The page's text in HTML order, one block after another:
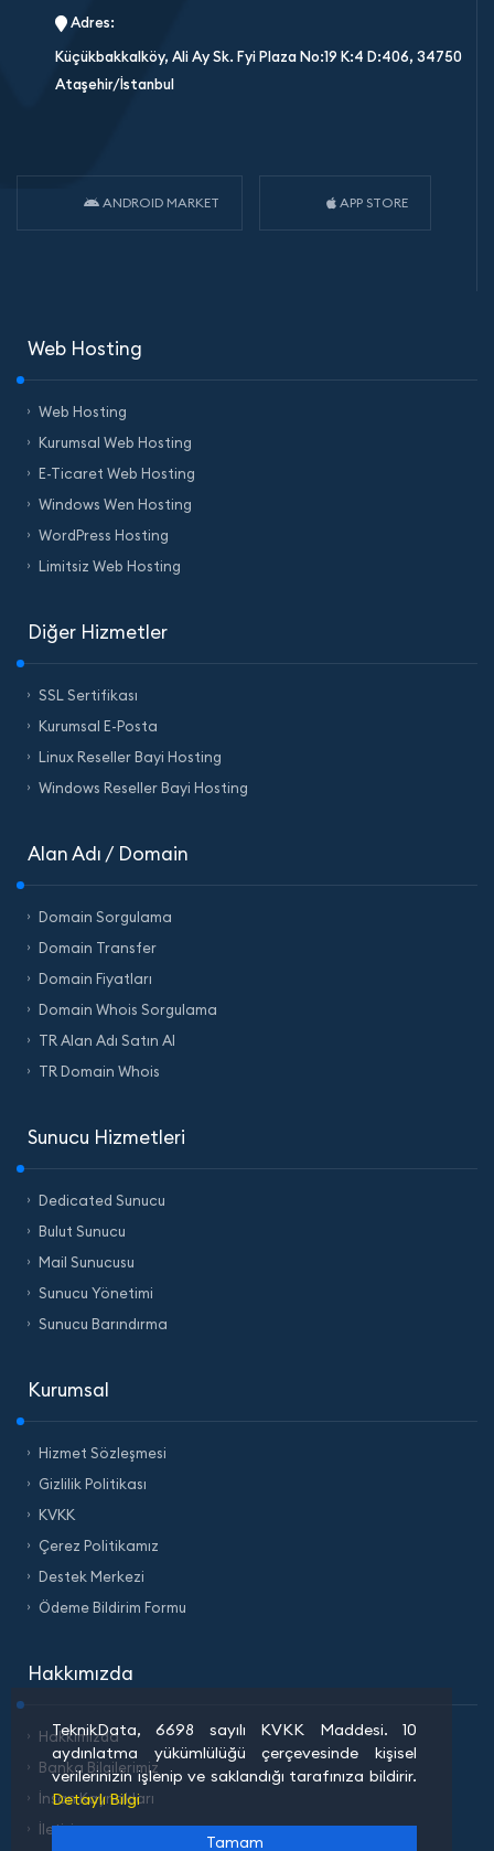
Adres:
Küçükbakkalköy, Ali Ay Sk. Fyi Plaza No:19 K:4 D:406, 34750
Ataşehir/İstanbul
ANDROID MARKET APP STORE
Web Hosting
Web Hosting
Kurumsal Web Hosting
E-Ticaret Web Hosting
Windows Wen Hosting
WordPress Hosting
Limitsiz Web Hosting
Diğer Hizmetler
SSL Sertifikası
Kurumsal E-Posta
Linux Reseller Bayi Hosting
Windows Reseller Bayi Hosting
Alan Adı / Domain
Domain Sorgulama
Domain Transfer
Domain Fiyatları
Domain Whois Sorgulama
TR Alan Adı Satın Al
TR Domain Whois
Sunucu Hizmetleri
Dedicated Sunucu
Bulut Sunucu
Mail Sunucusu
Sunucu Yönetimi
Sunucu Barındırma
Kurumsal
Hizmet Sözleşmesi
Gizlilik Politikası
KVKK
Çerez Politikamız
Destek Merkezi
Ödeme Bildirim Formu
Hakkımızda
Hakkımızda
Banka Bilgilerimiz
İnsan Kaynakları
İletişim
TeknikData, 6698 sayılı KVKK Maddesi. 10
aydınlatma yükümlülüğü çerçevesinde kişisel
verilerinizin işlenip ve saklandığı tarafınıza bildirir.
Detaylı Bilgi
Tamam